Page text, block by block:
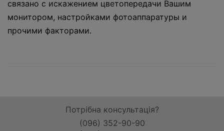
связано с искажением цветопередачи Вашим
монитором, настройками фотоаппаратуры и
прочими факторами.
Потрібна консультація?
(096) 352-90-90